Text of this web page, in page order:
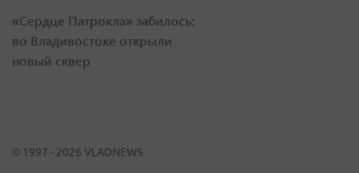
«Сердце Патрокла» забилось:
во Владивостоке открыли
новый сквер
© 1997 - 2026 VLADNEWS